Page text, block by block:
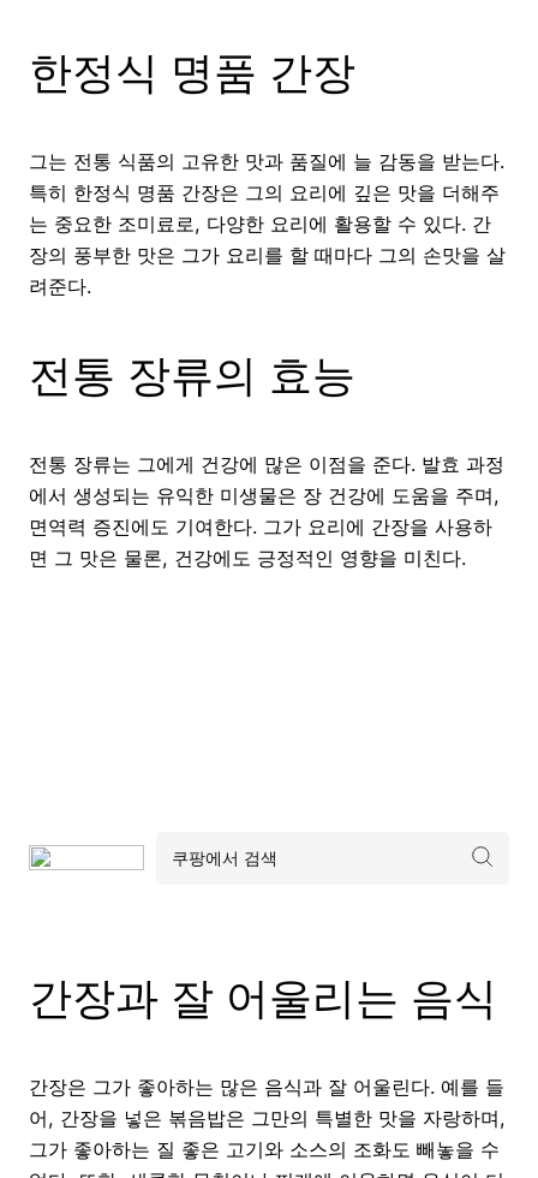
한정식 명품 간장
그는 전통 식품의 고유한 맛과 품질에 늘 감동을 받는다.
특히 한정식 명품 간장은 그의 요리에 깊은 맛을 더해주
는 중요한 조미료로, 다양한 요리에 활용할 수 있다. 간
장의 풍부한 맛은 그가 요리를 할 때마다 그의 손맛을 살
려준다.
전통 장류의 효능
전통 장류는 그에게 건강에 많은 이점을 준다. 발효 과정
에서 생성되는 유익한 미생물은 장 건강에 도움을 주며,
면역력 증진에도 기여한다. 그가 요리에 간장을 사용하
면 그 맛은 물론, 건강에도 긍정적인 영향을 미친다.
간장과 잘 어울리는 음식
간장은 그가 좋아하는 많은 음식과 잘 어울린다. 예를 들
어, 간장을 넣은 볶음밥은 그만의 특별한 맛을 자랑하며,
그가 좋아하는 질 좋은 고기와 소스의 조화도 빼놓을 수